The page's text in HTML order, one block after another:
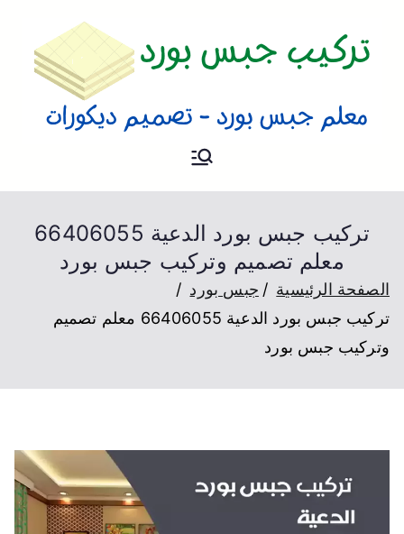
تركيب جبس
بورد
فني تركيب جبس بورد و تصميم
تركيب جبس بورد الدعية 66406055
معلم تصميم وتركيب جبس بورد
الصفحة الرئيسية
جبس بورد
تركيب جبس بورد الدعية 66406055 معلم تصميم
وتركيب جبس بورد